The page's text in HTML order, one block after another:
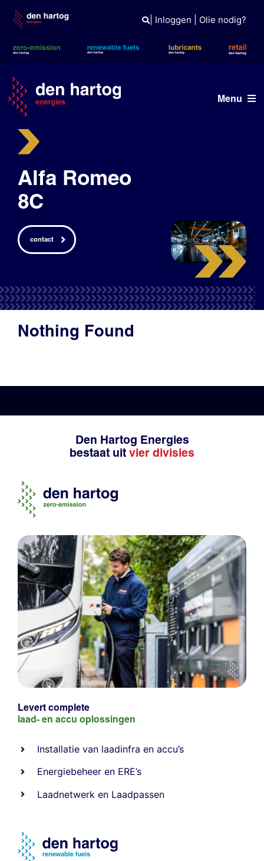
content
| Inloggen Olie nodig?
Menu
Alfa Romeo
8C
contact
Nothing Found
Den Hartog Energies
bestaat uit vier divisies
Levert complete
laad- en accu oplossingen
Installatie van laadinfra en accu’s
Energiebeheer en ERE’s
Laadnetwerk en Laadpassen